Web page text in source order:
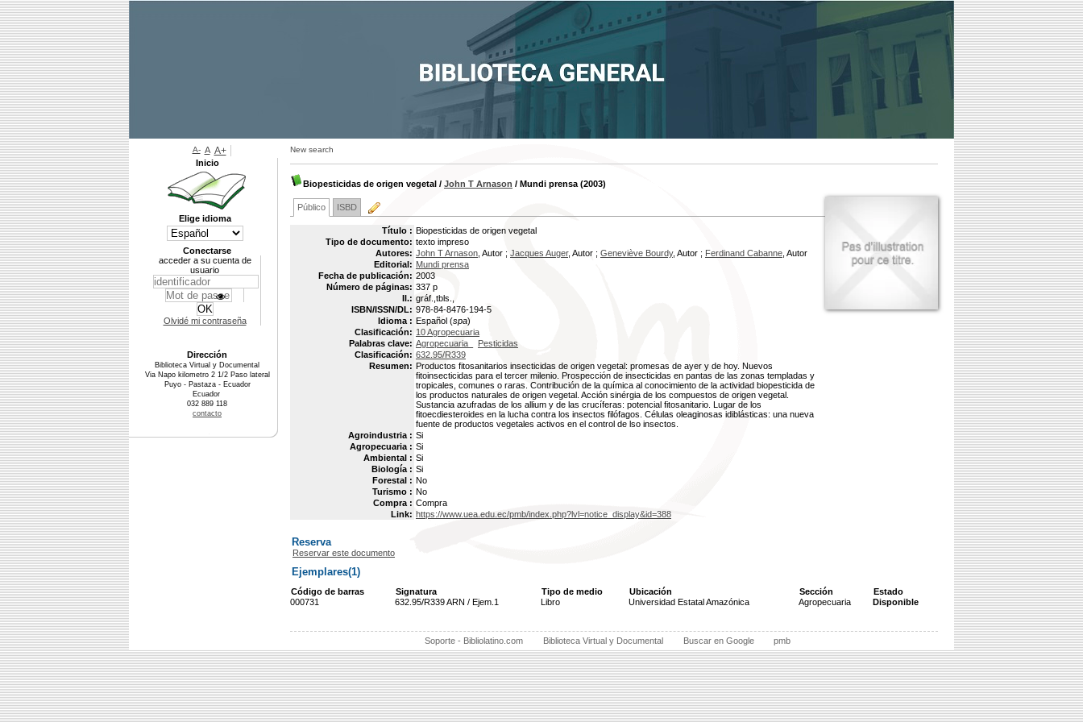
New search
Biopesticidas de origen vegetal / John T Arnason / Mundi prensa (2003)
Público ISBD
Título : Biopesticidas de origen vegetal
Tipo de documento: texto impreso
Autores: John T Arnason , Autor ; Jacques Auger, Autor ; Geneviève Bourdy, Autor ; Ferdinand Cabanne , Autor
Editorial: Mundi prensa
Fecha de publicación: 2003
Número de páginas: 337 p
Il.: gráf.,tbls.,
ISBN/ISSN/DL: 978-84-8476-194-5
Idioma : Español (spa)
Clasificación: 10 Agropecuaria
Palabras clave: Agropecuaria_
Pesticidas
Clasificación: 632.95/R339
Resumen: Productos fitosanitarios insecticidas de origen vegetal: promesas de ayer y de hoy. Nuevos
fitoinsecticidas para el tercer milenio. Prospección de insecticidas en pantas de las zonas templadas y
tropicales, comunes o raras. Contribución de la química al conocimiento de la actividad biopesticida de
los productos naturales de origen vegetal. Acción sinérgia de los compuestos de origen vegetal.
Sustancia azufradas de los allium y de las crucíferas: potencial fitosanitario. Lugar de los
fitoecdiesteroides en la lucha contra los insectos filófagos. Células oleaginosas idiblásticas: una nueva
fuente de productos vegetales activos en el control de lso insectos.
Agroindustria : Si
Agropecuaria : Si
Ambiental : Si
Biología : Si
Forestal : No
Turismo : No
Compra : Compra
Link: https://www.uea.edu.ec/pmb/index.php?lvl=notice_display&id=388
Reserva
Reservar este documento
Ejemplares(1)
Código de barras Signatura Tipo de medio Ubicación Sección
Estado
000731
632.95/R339 ARN / Ejem.1 Libro Universidad Estatal Amazónica Agropecuaria Disponible
Soporte - Bibliolatino.com Biblioteca Virtual y Documental Buscar en Google pmb
A- A A+
Inicio
Elige idioma
Conectarse
acceder a su cuenta de
usuario
Olvidé mi contraseña
Dirección
Biblioteca Virtual y Documental
Via Napo kilometro 2 1/2 Paso lateral
Puyo - Pastaza - Ecuador
Ecuador
032 889 118
contacto